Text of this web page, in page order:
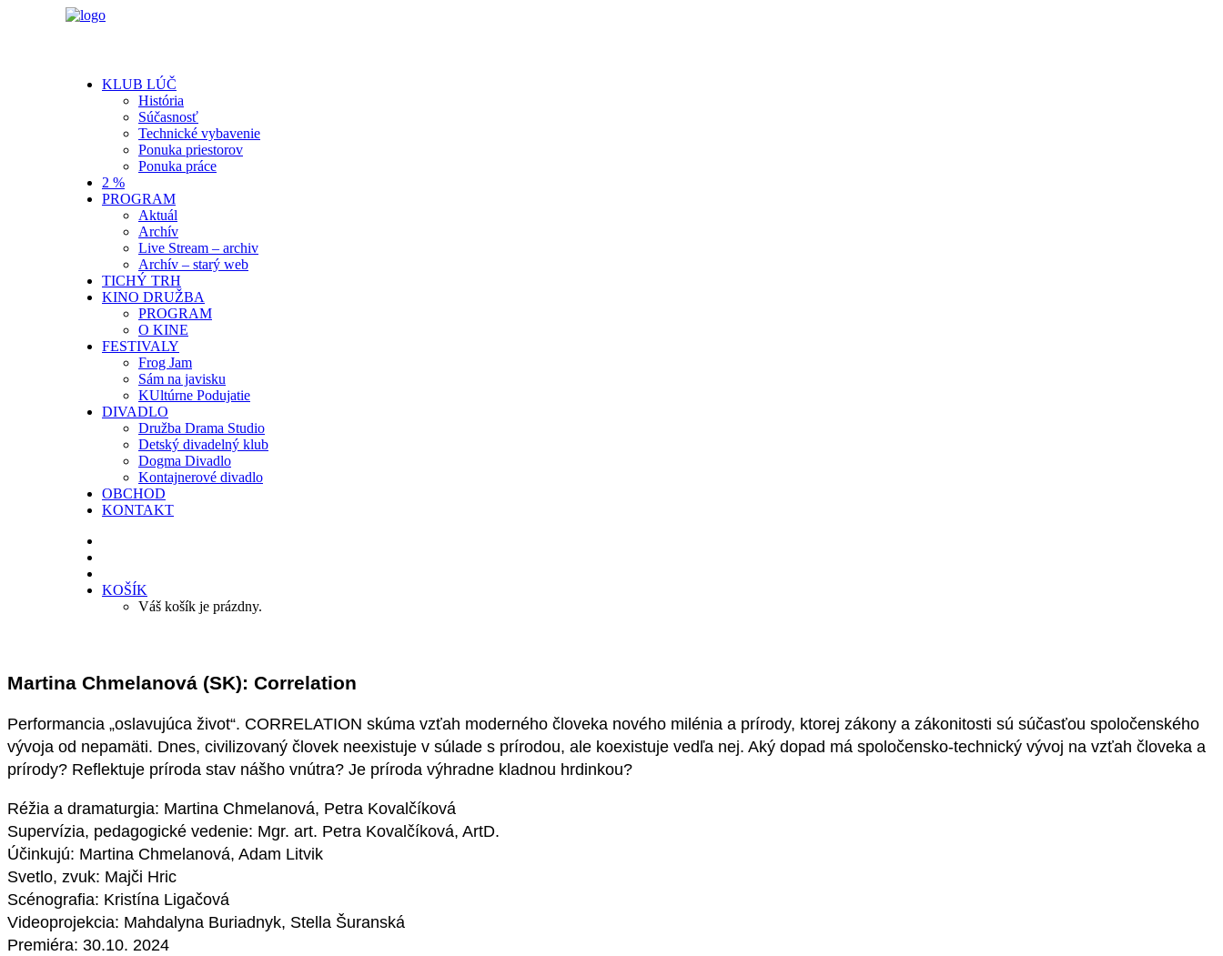
KLUB LÚČ
História
Súčasnosť
Technické vybavenie
Ponuka priestorov
Ponuka práce
2 %
PROGRAM
Aktuál
Archív
Live Stream – archiv
Archív – starý web
TICHÝ TRH
KINO DRUŽBA
PROGRAM
O KINE
FESTIVALY
Frog Jam
Sám na javisku
KUltúrne Podujatie
DIVADLO
Družba Drama Studio
Detský divadelný klub
Dogma Divadlo
Kontajnerové divadlo
OBCHOD
KONTAKT
KOŠÍK
Váš košík je prázdny.
Martina Chmelanová (SK): Correlation
Performancia „oslavujúca život“. CORRELATION skúma vzťah moderného človeka nového milénia a prírody, ktorej zákony a zákonitosti sú súčasťou spoločenského
vývoja od nepamäti. Dnes, civilizovaný človek neexistuje v súlade s prírodou, ale koexistuje vedľa nej. Aký dopad má spoločensko-technický vývoj na vzťah človeka a
prírody? Reflektuje príroda stav nášho vnútra? Je príroda výhradne kladnou hrdinkou?
Réžia a dramaturgia: Martina Chmelanová, Petra Kovalčíková
Supervízia, pedagogické vedenie: Mgr. art. Petra Kovalčíková, ArtD.
Účinkujú: Martina Chmelanová, Adam Litvik
Svetlo, zvuk: Majči Hric
Scénografia: Kristína Ligačová
Videoprojekcia: Mahdalyna Buriadnyk, Stella Šuranská
Premiéra: 30.10. 2024